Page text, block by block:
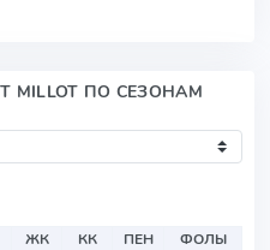
MILLOT ПО СЕЗОНАМ
ЖК КК ПЕН
ФОЛЫ